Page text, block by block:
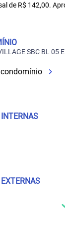
de R$ 142,00.
SBC BL 05